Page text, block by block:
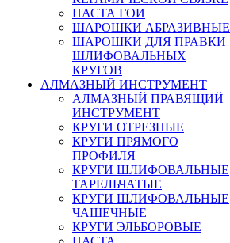
ПАСТА ГОИ
ШАРОШКИ АБРАЗИВНЫЕ
ШАРОШКИ ДЛЯ ПРАВКИ
ШЛИФОВАЛЬНЫХ
КРУГОВ
АЛМАЗНЫЙ ИНСТРУМЕНТ
АЛМАЗНЫЙ ПРАВЯЩИЙ
ИНСТРУМЕНТ
КРУГИ ОТРЕЗНЫЕ
КРУГИ ПРЯМОГО
ПРОФИЛЯ
КРУГИ ШЛИФОВАЛЬНЫЕ
ТАРЕЛЬЧАТЫЕ
КРУГИ ШЛИФОВАЛЬНЫЕ
ЧАШЕЧНЫЕ
КРУГИ ЭЛЬБОРОВЫЕ